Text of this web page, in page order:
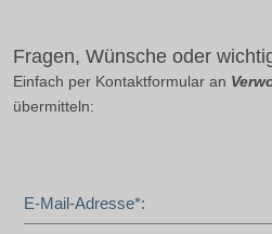
Fragen, Wünsche oder
Einfach per Kontaktformular an
übermitteln:
E-Mail-Adresse*: